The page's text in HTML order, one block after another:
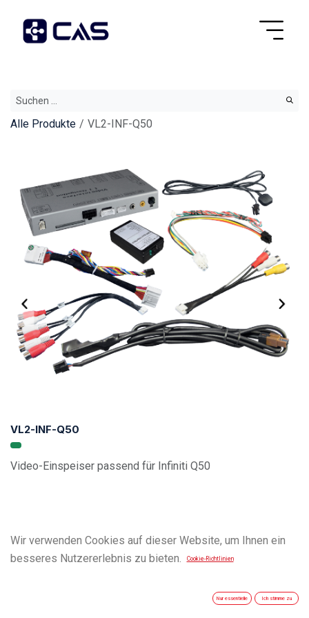
Alle Produkte VL2-INF-Q50
VL2-INF-Q50
Video-Einspeiser passend für Infiniti Q50
Wir verwenden Cookies auf dieser Website, um Ihnen ein
besseres Nutzererlebnis zu bieten.
Cookie-Richtlinien
Nur essentielle Ich stimme zu